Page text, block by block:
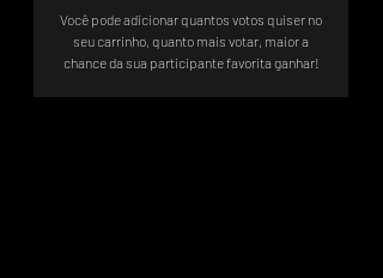
Você pode adicionar quantos votos quiser no
seu carrinho, quanto mais votar, maior a
chance da sua participante favorita ganhar!